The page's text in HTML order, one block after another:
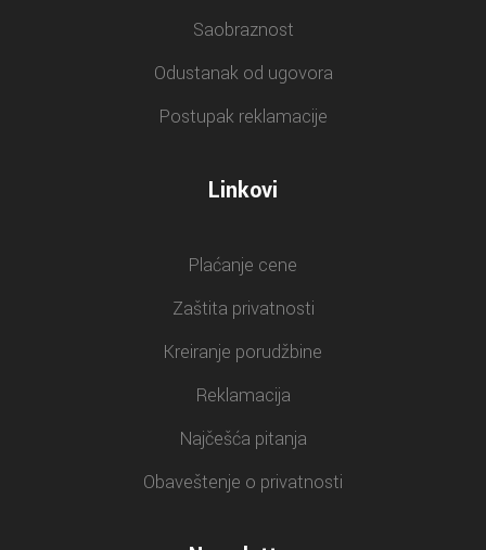
Saobraznost
Odustanak od ugovora
Postupak reklamacije
Linkovi
Plaćanje cene
Zaštita privatnosti
Kreiranje porudžbine
Reklamacija
Najčešća pitanja
Obaveštenje o privatnosti